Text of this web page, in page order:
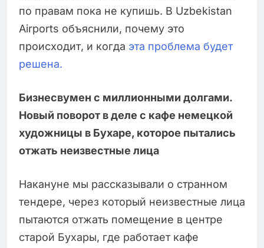
по правам пока не купишь. В Uzbekistan
Airports объяснили, почему это
происходит, и когда эта проблема будет
решена.
Бизнесвумен с миллионными долгами.
Новый поворот в деле с кафе немецкой
художницы в Бухаре, которое пытались
отжать неизвестные лица
Накануне мы рассказывали о странном
тендере, через который неизвестные лица
пытаются отжать помещение в центре
старой Бухары, где работает кафе